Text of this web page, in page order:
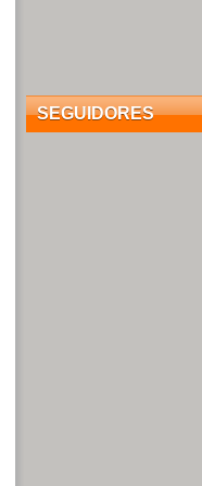
SEGUIDORES